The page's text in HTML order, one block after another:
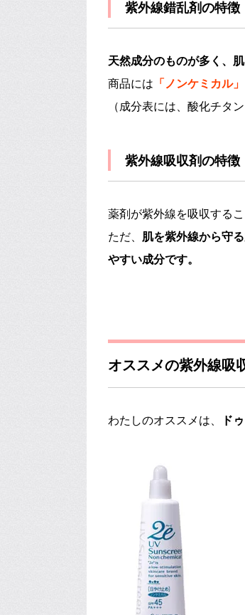
紫外線錯乱剤の特徴
天然成分のものが多く、
商品には 「ノンケミカル」
（成分表には、酸化チタ
紫外線吸収剤の特徴
薬剤が紫外線を吸収する
ただ、 肌を紫外線から守
やすい成分です。
オススメの紫外線吸
わたしのオススメは、 ド